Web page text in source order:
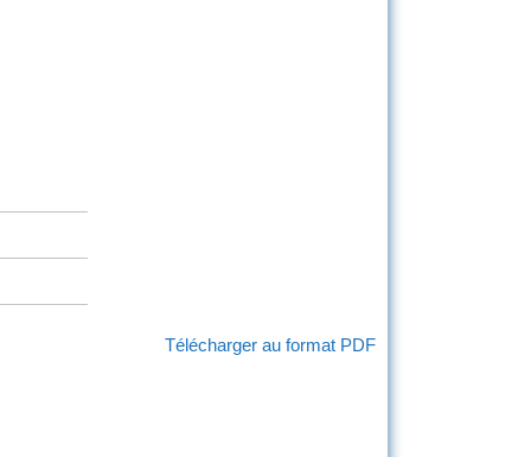
Télécharger au format PDF